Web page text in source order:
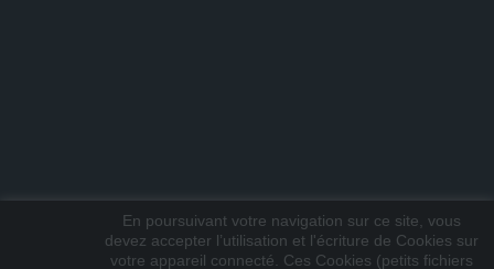
En poursuivant votre navigation sur ce site, vous
devez accepter l’utilisation et l'écriture de Cookies sur
votre appareil connecté. Ces Cookies (petits fichiers